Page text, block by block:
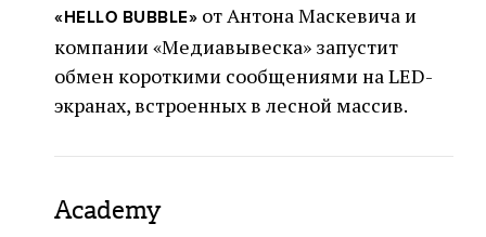
«HELLO BUBBLE» от Антона Маскевича и
компании «Медиавывеска» запустит
обмен короткими сообщениями на LED-
экранах, встроенных в лесной массив.
Academy